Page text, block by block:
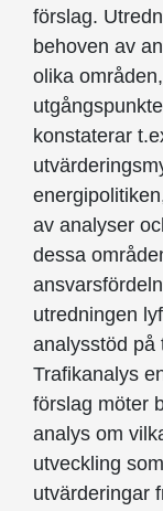
förslag.
behoven av
olika
konstaterar
av analyser
dessa
utredningen
analysstöd på
Trafikanalys
förslag möter
analys om
utveckling
utvärderingar